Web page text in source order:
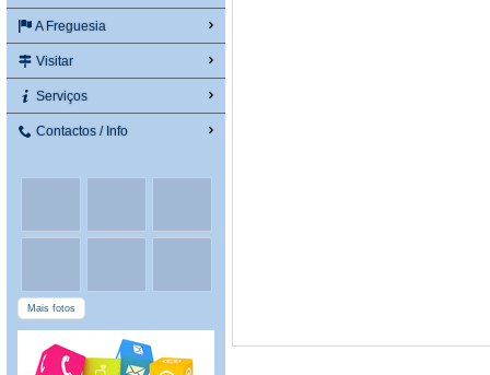
A Freguesia
Visitar
Serviços
Contactos / Info
Mais fotos